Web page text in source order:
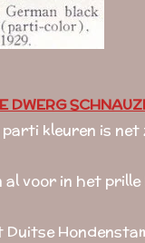
DWERG
kleuren is net
al voor in het